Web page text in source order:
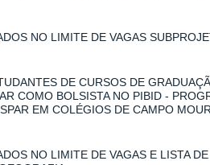
NO LIMITE DE VAGAS
DE CURSOS DE
COMO BOLSISTA NO PIBID -
EM COLÉGIOS DE CAMPO
NO LIMITE DE VAGAS E LISTA